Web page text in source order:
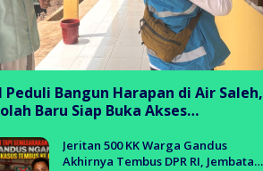
Peduli Bangun Harapan di Air Saleh,
Baru Siap Buka Akses
Jeritan 500 KK Warga Gandus
Akhirnya Tembus DPR RI, Jembatan